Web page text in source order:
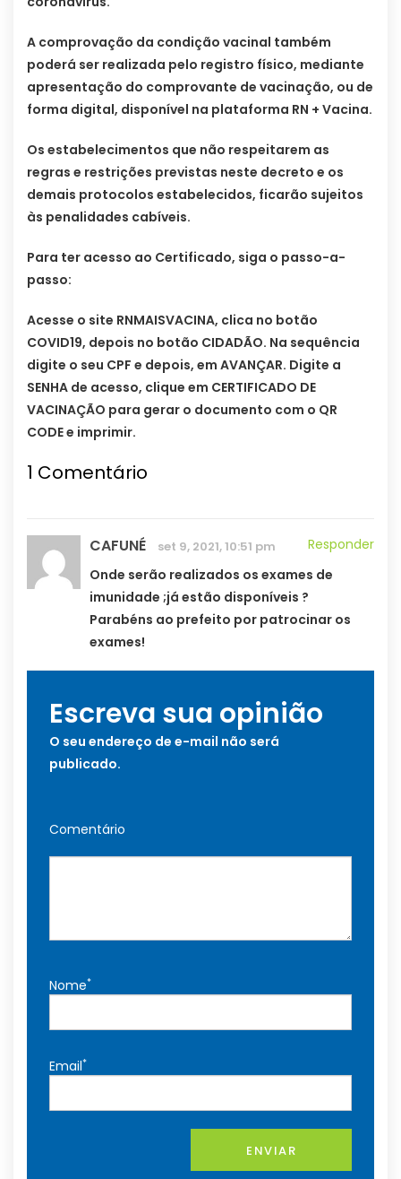
A comprovação da condição vacinal também
poderá ser realizada pelo registro físico, mediante
apresentação do comprovante de vacinação, ou de
forma digital, disponível na plataforma RN + Vacina.
Os estabelecimentos que não respeitarem as
regras e restrições previstas neste decreto e os
demais protocolos estabelecidos, ficarão sujeitos
às penalidades cabíveis.
Para ter acesso ao Certificado, siga o passo-a-
passo:
Acesse o site RNMAISVACINA, clica no botão
COVID19, depois no botão CIDADÃO. Na sequência
digite o seu CPF e depois, em AVANÇAR. Digite a
SENHA de acesso, clique em CERTIFICADO DE
VACINAÇÃO para gerar o documento com o QR
CODE e imprimir.
1 Comentário
CAFUNÉ set 9, 2021, 10:51 pm
Responder
Onde serão realizados os exames de
imunidade ;já estão disponíveis ?
Parabéns ao prefeito por patrocinar os
exames!
Escreva sua opinião
O seu endereço de e-mail não será
publicado.
Comentário
Nome*
Email*
ENVIAR